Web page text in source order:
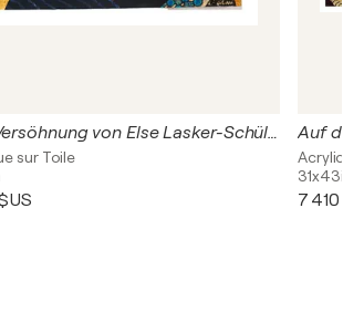
nach Versöhnung von Else Lasker-Schüler, Urheberrecht Katharina Kretschmer
sur Toile
31x43in
7 410